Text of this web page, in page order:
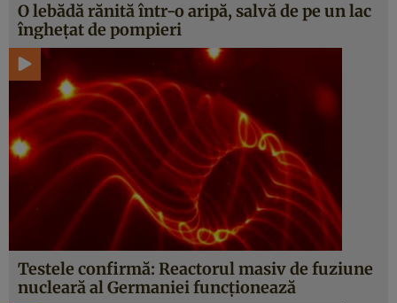
O lebădă rănită într-o aripă, salvă de pe un lac
îngheţat de pompieri
Testele confirmă: Reactorul masiv de fuziune
nucleară al Germaniei funcţionează